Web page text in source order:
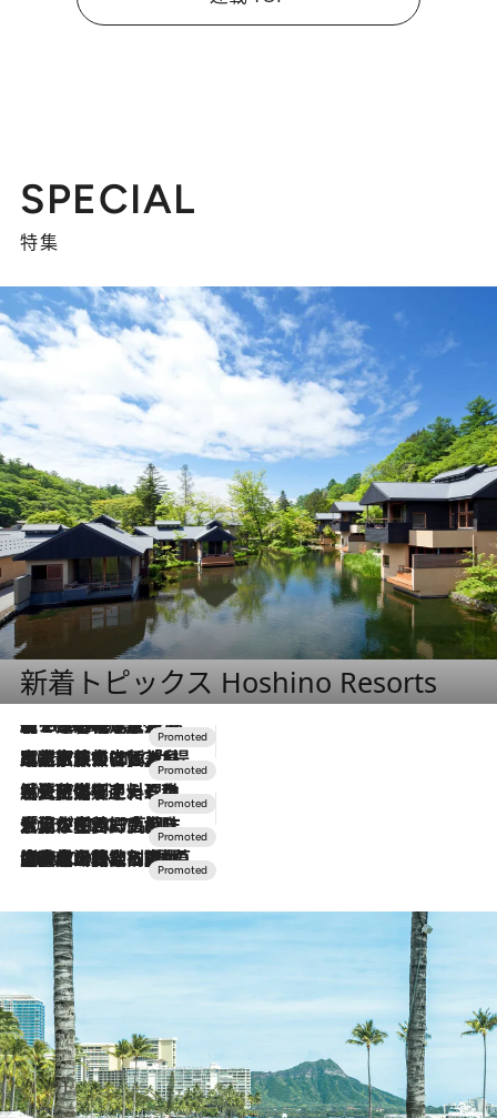
SPECIAL
特集
新着トピックス Hoshino Resorts
2026.8.7
【トンボの足水浴】ヒノキの香りに包まれて涼感マックス！約13℃の湧水かけ流しを避暑地「星野温泉 トンボの湯」で体験
2026.7.31
【ホテル帰省】という選択肢をOMOが提案。家族とほどよい距離を保つには「昼は実家、夜は気兼ねなくホテルで！」
2026.7.24
【夏限定ディナーコース】旬を迎える稚鮎や花ズッキーニなどをイタリア・トスカーナの郷土料理の手法で満喫！
2026.7.17
「土佐和ハーブかき氷」がOMO7高知に登場！生姜、山椒、大葉など目にも舌にも涼を呼ぶ郷土の味
2026.7.10
NEW OPEN！【界 草津】名湯の地に誕生。趣の異なる2種の温泉と上州ならではの会席・蕎麦割烹など美食を味わう究極の癒やし旅